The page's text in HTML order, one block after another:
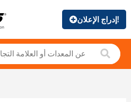
إدراج الإعلان!